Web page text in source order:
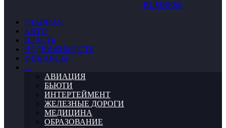
BUSINESS
ГЛАВНАЯ
АВТО
ВЛАСТЬ
НЕДВИЖИМОСТЬ
ФИНАНСЫ
…
АВИАЦИЯ
БЬЮТИ
ИНТЕРТЕЙМЕНТ
ЖЕЛЕЗНЫЕ ДОРОГИ
МЕДИЦИНА
ОБРАЗОВАНИЕ